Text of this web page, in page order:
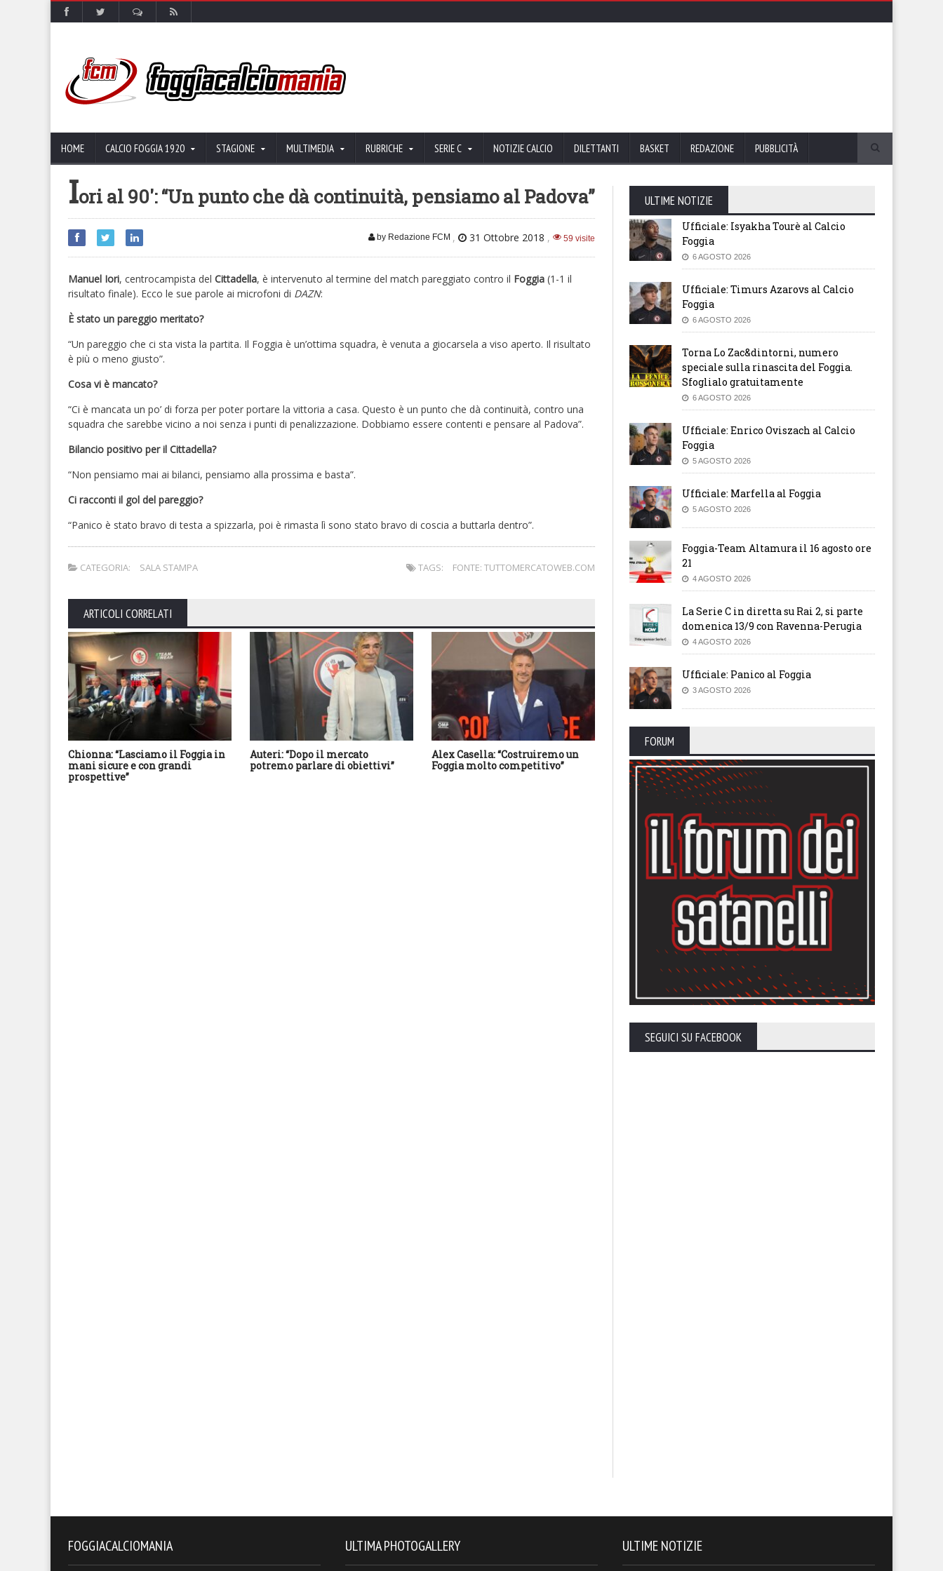
HOME CALCIO FOGGIA 1920 STAGIONE MULTIMEDIA RUBRICHE SERIE C NOTIZIE CALCIO DILETTANTI BASKET REDAZIONE PUBBLICITÀ
Iori al 90′: “Un punto che dà continuità, pensiamo al Padova”
by Redazione FCM , 31 Ottobre 2018 , 59 visite
Manuel Iori, centrocampista del Cittadella, è intervenuto al termine del match pareggiato contro il Foggia (1-1 il
risultato finale). Ecco le sue parole ai microfoni di DAZN:
È stato un pareggio meritato?
“Un pareggio che ci sta vista la partita. Il Foggia è un’ottima squadra, è venuta a giocarsela a viso aperto. Il risultato
è più o meno giusto”.
Cosa vi è mancato?
“Ci è mancata un po’ di forza per poter portare la vittoria a casa. Questo è un punto che dà continuità, contro una
squadra che sarebbe vicino a noi senza i punti di penalizzazione. Dobbiamo essere contenti e pensare al Padova”.
Bilancio positivo per il Cittadella?
“Non pensiamo mai ai bilanci, pensiamo alla prossima e basta”.
Ci racconti il gol del pareggio?
“Panico è stato bravo di testa a spizzarla, poi è rimasta lì sono stato bravo di coscia a buttarla dentro”.
CATEGORIA: SALA STAMPA TAGS: FONTE: TUTTOMERCATOWEB.COM
ARTICOLI CORRELATI
Chionna: “Lasciamo il Foggia in
mani sicure e con grandi
prospettive”
Auteri: “Dopo il mercato
potremo parlare di obiettivi”
Alex Casella: “Costruiremo un
Foggia molto competitivo”
Tutti allo stadio. Il Foggia invita
i suoi tifosi a riempire lo Zac
Il nuovo volto del Foggia.
parlare Gennaro Casillo
ULTIME NOTIZIE
Ufficiale: Isyakha Tourè al Calcio
Foggia
6 AGOSTO 2026
Ufficiale: Timurs Azarovs al Calcio
Foggia
6 AGOSTO 2026
Torna Lo Zac&dintorni, numero
speciale sulla rinascita del Foggia.
Sfoglialo gratuitamente
6 AGOSTO 2026
Ufficiale: Enrico Oviszach al Calcio
Foggia
5 AGOSTO 2026
Ufficiale: Marfella al Foggia
5 AGOSTO 2026
Foggia-Team Altamura il 16 agosto ore
21
4 AGOSTO 2026
La Serie C in diretta su Rai 2, si parte
domenica 13/9 con Ravenna-Perugia
4 AGOSTO 2026
Ufficiale: Panico al Foggia
3 AGOSTO 2026
FORUM
SEGUICI SU FACEBOOK
FOGGIACALCIOMANIA ULTIMA PHOTOGALLERY ULTIME NOTIZIE